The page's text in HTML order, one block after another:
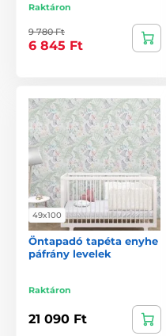
Raktáron
9 780 Ft
6 845 Ft
49x100
Öntapadó tapéta enyhe
páfrány levelek
Raktáron
21 090 Ft